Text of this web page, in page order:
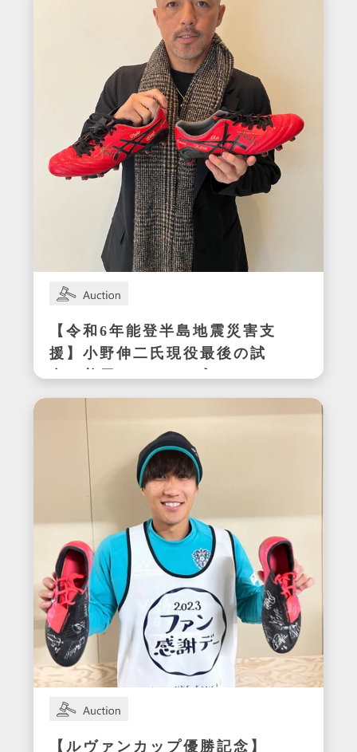
【令和6年能登半島地震災害支
援】小野伸二氏現役最後の試
合で着用したサイン入りスパ
イク